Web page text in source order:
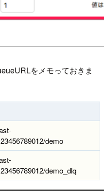
をメモっておきま
demo
demo_dlq